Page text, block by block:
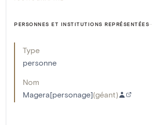
PERSONNES ET INSTITUTIONS REPRÉSENTÉES
Type
personne
Nom
Magera[personage](géant)